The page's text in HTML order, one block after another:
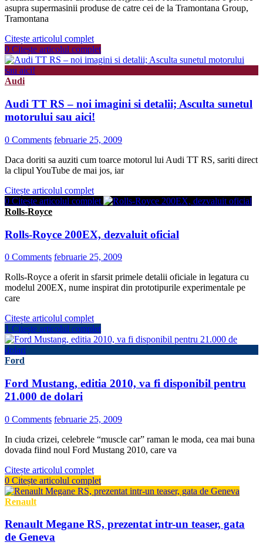
asupra supermasinii produse de catre cei de la Tramontana Group,
Tramontana
Citește articolul complet
0 Citește articolul complet
Audi
Audi TT RS – noi imagini si detalii; Asculta sunetul
motorului sau aici!
0 Comments februarie 25, 2009
Daca doriti sa auziti cum toarce motorul lui Audi TT RS, sariti direct
la clipul YouTube de mai jos, iar
Citește articolul complet
0 Citește articolul complet
Rolls-Royce
Rolls-Royce 200EX, dezvaluit oficial
0 Comments februarie 25, 2009
Rolls-Royce a oferit in sfarsit primele detalii oficiale in legatura cu
modelul 200EX, nume inspirat din prototipurile experimentale pe
care
Citește articolul complet
1 Citește articolul complet
Ford
Ford Mustang, editia 2010, va fi disponibil pentru
21.000 de dolari
0 Comments februarie 25, 2009
In ciuda crizei, celebrele “muscle car” raman le moda, cea mai buna
dovada fiind noul Ford Mustang 2010, care va
Citește articolul complet
0 Citește articolul complet
Renault
Renault Megane RS, prezentat intr-un teaser, gata
de Geneva